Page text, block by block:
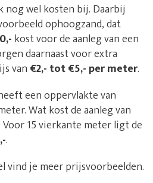
nog wel kosten bij. Daarbij
ophoogzand, dat
kost voor de aanleg van een
daarnaast voor extra
van€2,- tot €5,- per meter.
een oppervlakte van
Wat kost de aanleg van
15 vierkante meter ligt de
.
vind je meer prijsvoorbeelden.